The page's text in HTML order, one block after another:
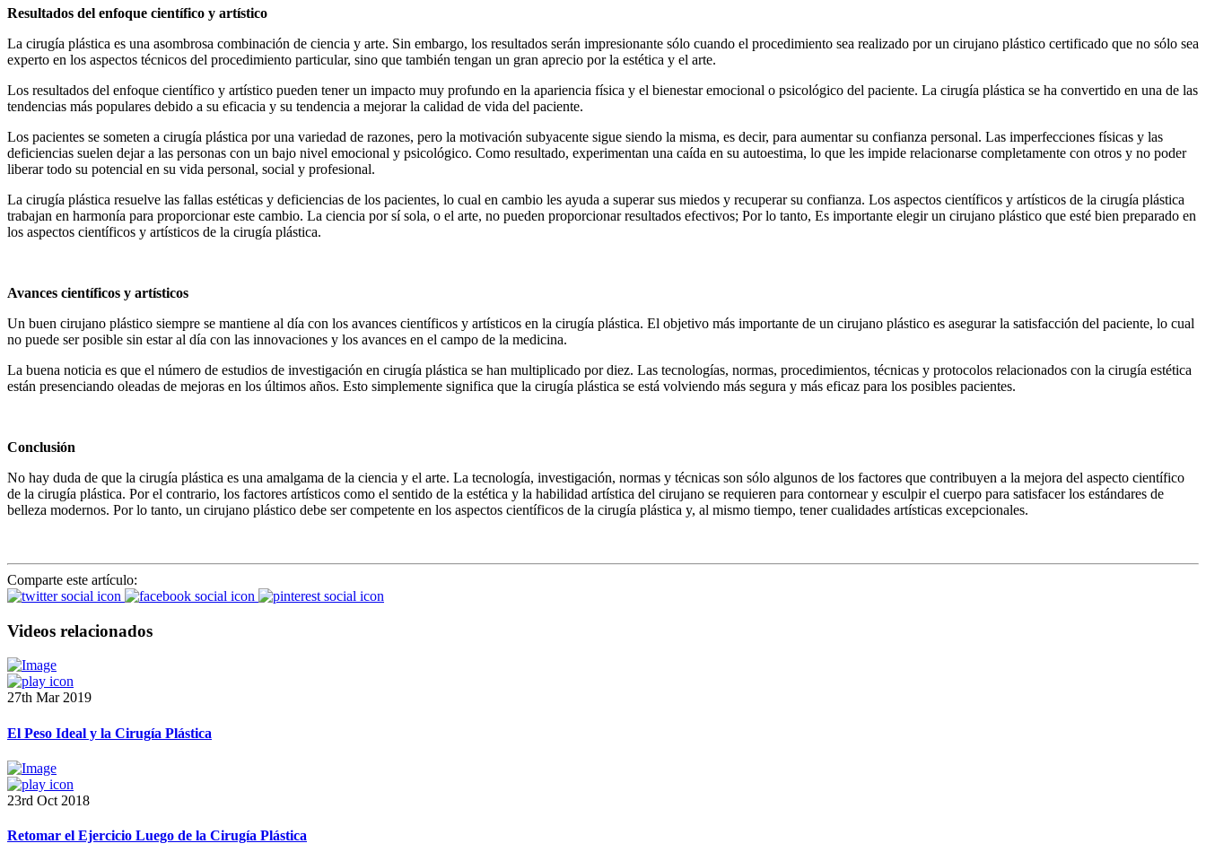
Resultados del enfoque científico y artístico
La cirugía plástica es una asombrosa combinación de ciencia y arte. Sin embargo, los resultados serán impresionante sólo cuando el procedimiento sea realizado por un cirujano plástico certificado que no sólo sea
experto en los aspectos técnicos del procedimiento particular, sino que también tengan un gran aprecio por la estética y el arte.
Los resultados del enfoque científico y artístico pueden tener un impacto muy profundo en la apariencia física y el bienestar emocional o psicológico del paciente. La cirugía plástica se ha convertido en una de las
tendencias más populares debido a su eficacia y su tendencia a mejorar la calidad de vida del paciente.
Los pacientes se someten a cirugía plástica por una variedad de razones, pero la motivación subyacente sigue siendo la misma, es decir, para aumentar su confianza personal. Las imperfecciones físicas y las
deficiencias suelen dejar a las personas con un bajo nivel emocional y psicológico. Como resultado, experimentan una caída en su autoestima, lo que les impide relacionarse completamente con otros y no poder
liberar todo su potencial en su vida personal, social y profesional.
La cirugía plástica resuelve las fallas estéticas y deficiencias de los pacientes, lo cual en cambio les ayuda a superar sus miedos y recuperar su confianza. Los aspectos científicos y artísticos de la cirugía plástica
trabajan en harmonía para proporcionar este cambio. La ciencia por sí sola, o el arte, no pueden proporcionar resultados efectivos; Por lo tanto, Es importante elegir un cirujano plástico que esté bien preparado en
los aspectos científicos y artísticos de la cirugía plástica.
Avances científicos y artísticos
Un buen cirujano plástico siempre se mantiene al día con los avances científicos y artísticos en la cirugía plástica. El objetivo más importante de un cirujano plástico es asegurar la satisfacción del paciente, lo cual
no puede ser posible sin estar al día con las innovaciones y los avances en el campo de la medicina.
La buena noticia es que el número de estudios de investigación en cirugía plástica se han multiplicado por diez. Las tecnologías, normas, procedimientos, técnicas y protocolos relacionados con la cirugía estética
están presenciando oleadas de mejoras en los últimos años. Esto simplemente significa que la cirugía plástica se está volviendo más segura y más eficaz para los posibles pacientes.
Conclusión
No hay duda de que la cirugía plástica es una amalgama de la ciencia y el arte. La tecnología, investigación, normas y técnicas son sólo algunos de los factores que contribuyen a la mejora del aspecto científico
de la cirugía plástica. Por el contrario, los factores artísticos como el sentido de la estética y la habilidad artística del cirujano se requieren para contornear y esculpir el cuerpo para satisfacer los estándares de
belleza modernos. Por lo tanto, un cirujano plástico debe ser competente en los aspectos científicos de la cirugía plástica y, al mismo tiempo, tener cualidades artísticas excepcionales.
Comparte este artículo:
Videos relacionados
27th Mar 2019
El Peso Ideal y la Cirugía Plástica
23rd Oct 2018
Retomar el Ejercicio Luego de la Cirugía Plástica